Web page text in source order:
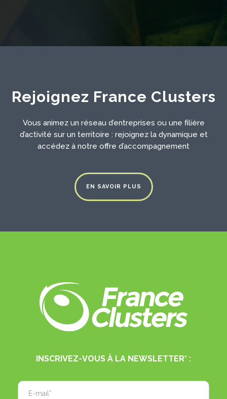
Rejoignez France Clusters
Vous animez un réseau d’entreprises ou une filière
d’activité sur un territoire : rejoignez la dynamique et
accédez à notre offre d’accompagnement
EN SAVOIR PLUS
INSCRIVEZ-VOUS À LA NEWSLETTER* :